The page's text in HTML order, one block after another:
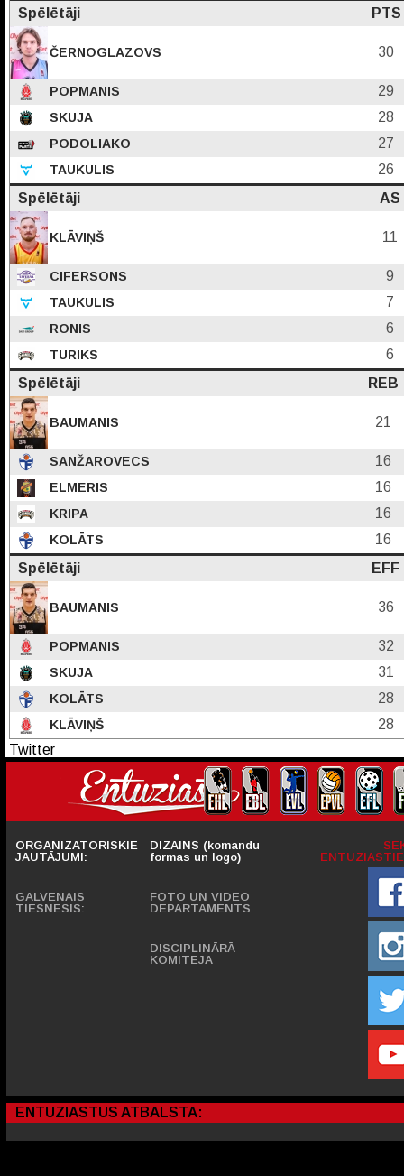
Spēlētāji
PTS
ČERNOGLAZOVS 30
POPMANIS 29
SKUJA 28
PODOLIAKO 27
TAUKULIS
26
Spēlētāji
AS
KLĀVIŅŠ 11
CIFERSONS 9
TAUKULIS 7
RONIS 6
TURIKS
6
Spēlētāji
REB
BAUMANIS 21
SANŽAROVECS 16
ELMERIS 16
KRIPA 16
KOLĀTS
16
Spēlētāji
EFF
BAUMANIS 36
POPMANIS 32
SKUJA 31
KOLĀTS 28
KLĀVIŅŠ
28
Twitter
ORGANIZATORISKIE
JAUTĀJUMI:
GALVENAIS
TIESNESIS:
DIZAINS (komandu
formas un logo)
FOTO UN VIDEO
DEPARTAMENTS
DISCIPLINĀRĀ
KOMITEJA
ENTUZIASTUS ATBALSTA: